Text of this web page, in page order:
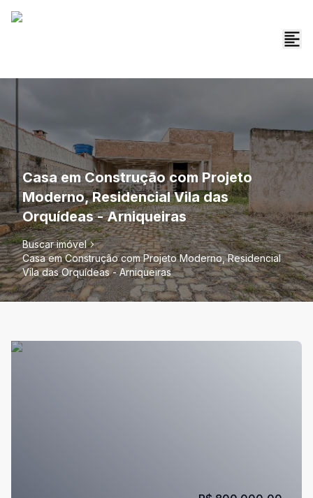
Casa em Construção com Projeto
Moderno, Residencial Vila das
Orquídeas - Arniqueiras
Buscar imóvel
Casa em Construção com Projeto Moderno, Residencial
Vila das Orquídeas - Arniqueiras